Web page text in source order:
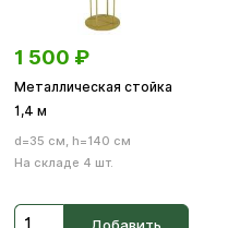
1 500 ₽
Металлическая стойка
1,4 м
d=35 см, h=140 см
На складе 4 шт.
Добавить